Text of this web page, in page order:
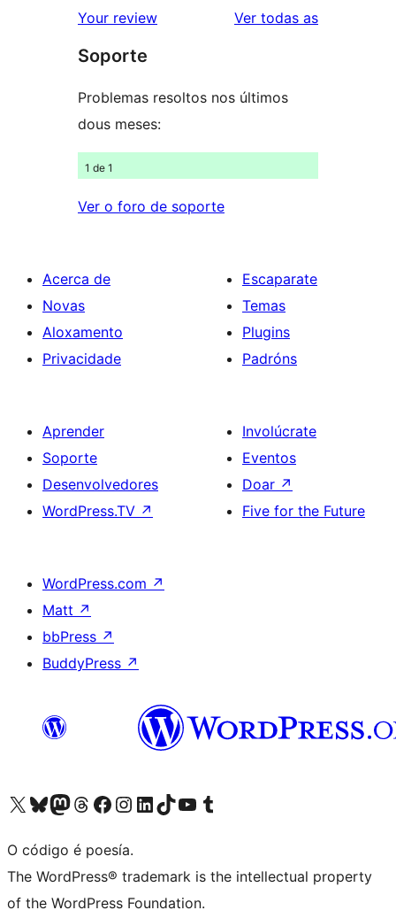
2
de
1
Your review Ver todas asvaloracións
Soporte
Problemas resoltos nos últimos
dous meses:
1 de 1
Ver o foro de soporte
Acerca de
Novas
Aloxamento
Privacidade
Escaparate
Temas
Plugins
Padróns
Aprender
Soporte
Desenvolvedores
WordPress.TV ↗
Involúcrate
Eventos
Doar ↗
Five for the Future
WordPress.com ↗
Matt ↗
bbPress ↗
BuddyPress ↗
Visita la cuenta de X (anteriormente Twitter)
Visita a nosa conta de Bluesky
Visita a nosa conta de Mastodon
Visita a nosa conta de Threads
Visita a nosa páxina de Facebook
Visita a nosa conta de Instagram
Visita a nosa conta de LinkedIn
Visita a nosa conta de TikTok
Visita a nosa canle de YouTube
Visita a nosa conta de Tumblr
O código é poesía.
The WordPress® trademark is the intellectual property
of the WordPress Foundation.